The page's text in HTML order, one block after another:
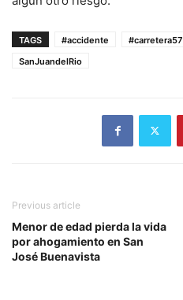
TAGS #accidente #carretera57
SanJuandelRio
Previous article
Menor de edad pierda la vida
por ahogamiento en San
José Buenavista